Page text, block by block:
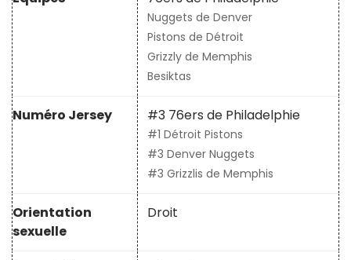
Nuggets de Denver
Pistons de Détroit
Grizzly de Memphis
Besiktas
Numéro Jersey #3 76ers de Philadelphie
#1 Détroit Pistons
#3 Denver Nuggets
#3 Grizzlis de Memphis
Orientation
sexuelle
Droit